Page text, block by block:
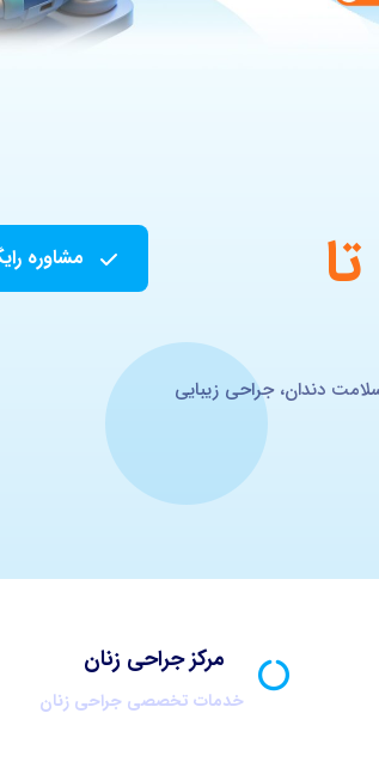
مشاوره
دندان، جراحی زیبایی
مرکز جراحی زنان
خدمات تخصصی جراحی زنان